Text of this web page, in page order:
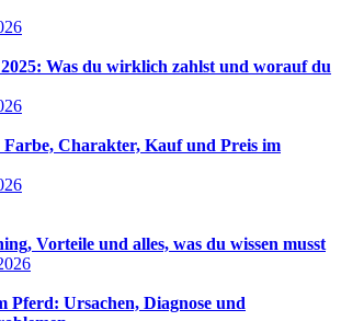
Was du wirklich zahlst und worauf du
Charakter, Kauf und Preis im
Vorteile und alles, was du wissen musst
Pferd: Ursachen, Diagnose und